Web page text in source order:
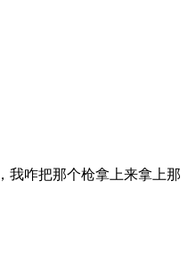
我咋把那个枪拿上来拿上那